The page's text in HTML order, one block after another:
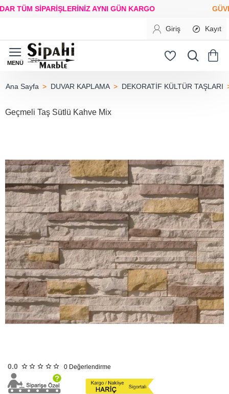
SİPARİŞLERİNİZAYNI GÜN KARGO GÜVENLİ
Giriş Kayıt
DUVAR KAPLAMA DEKORATİF KÜLTÜR TAŞLARI
Geçmeli Taş Sütlü Kahve Mix
0.0 0 Değerlendirme